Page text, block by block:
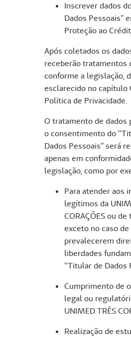
Inscrever dados
Dados Pessoais”
Proteção ao
Após coletados os
receberão tratamentos
conforme a legislação,
esclarecido no capítulo
Política de Privacidade.
O tratamento de dados
o consentimento do
Dados Pessoais” será
apenas em
legislação, como por
Para atender aos
legítimos da
CORAÇÕES ou
exceto no caso de
prevalecerem
liberdades
“Titular de Dados
Cumprimento de
legal ou
UNIMED TRÊS
Realização de